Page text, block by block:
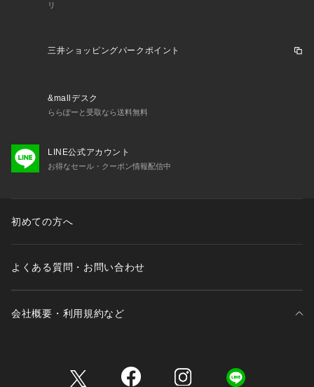
いただくまでの期間にも電池はある程度消耗するものでご購入
ただきます。
2024年3月1日以降お買い上げ頂いた商品に、旧価格のタグの
予めご了承頂きます様、お願い申し上げます。
リ
三井ショッピングパークポイント
&mallデスク
ららぽーと受取なら送料無料
LINE公式アカウント
お得なセール・クーポン情報配信中
初めての方へ
よくある質問・お問い合わせ
会社概要・利用規約など